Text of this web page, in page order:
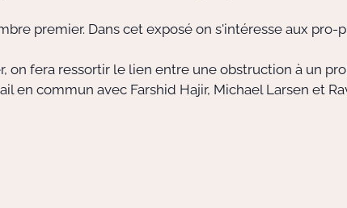
premier. Dans cet exposé on s'intéresse aux pro-p
on fera ressortir le lien entre une obstruction à un
en commun avec Farshid Hajir, Michael Larsen et